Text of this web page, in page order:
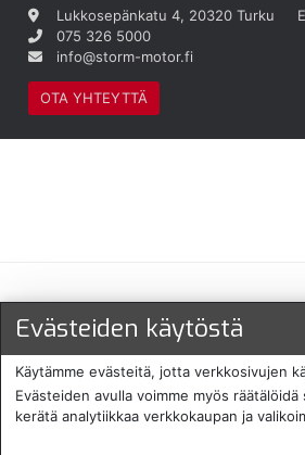
Lukkosepänkatu 4, 20320 Turku
075 326 5000
info@storm-motor.fi
OTA YHTEYTTÄ
Maksu- ja
Evästeiden käytöstä
Käytämme evästeitä, jotta verkkosivujen
Evästeiden avulla voimme myös
kerätä analytiikkaa verkkokaupan ja